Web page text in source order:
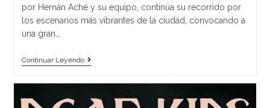
por Hernán Aché y su equipo, continúa su recorrido por
los escenarios más vibrantes de la ciudad, convocando a
una gran…
Continuar Leyendo